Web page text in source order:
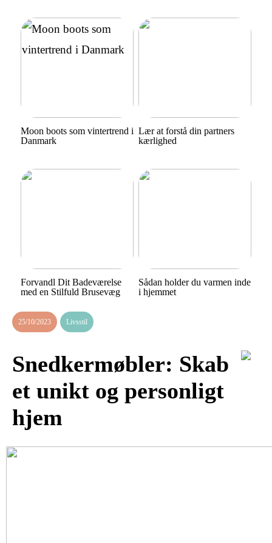
Moon boots som vintertrend i
Danmark
Lær at forstå din partners
kærlighed
Forvandl Dit Badeværelse
med en Stilfuld Brusevæg
Sådan holder du varmen inde
i hjemmet
25/10/2023 Livsstil
Snedkermøbler: Skab
et unikt og personligt
hjem